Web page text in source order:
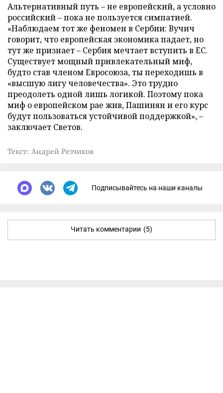
Альтернативный путь – не европейский, а условно
российский – пока не пользуется симпатией.
«Наблюдаем тот же феномен в Сербии: Вучич
говорит, что европейская экономика падает, но
тут же признает – Сербия мечтает вступить в ЕС.
Существует мощный привлекательный миф,
будто став членом Евросоюза, ты переходишь в
«высшую лигу человечества». Это трудно
преодолеть одной лишь логикой. Поэтому пока
миф о европейском рае жив, Пашинян и его курс
будут пользоваться устойчивой поддержкой», –
заключает Светов.
Текст: Андрей Резчиков
Подписывайтесь на наши каналы
Читать комментарии (5)